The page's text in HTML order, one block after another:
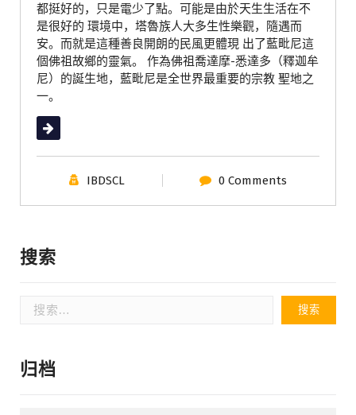
都挺好的，只是電少了點。可能是由於天生生活在不
是很好的 環境中，塔魯族人大多生性樂觀，隨遇而
安。而就是這種善良開朗的民風更體現 出了藍毗尼這
個佛祖故鄉的靈氣。 作為佛祖喬達摩-悉達多（釋迦牟
尼）的誕生地，藍毗尼是全世界最重要的宗教 聖地之
一。
Read More
IBDSCL 0 Comments
搜索
归档